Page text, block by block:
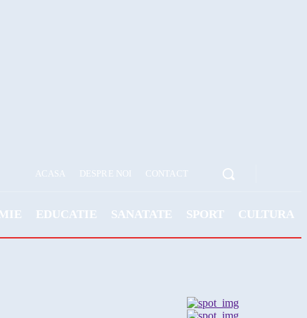
ACASA DESPRE NOI CONTACT
EDUCATIE SANATATE SPORT CULTURA